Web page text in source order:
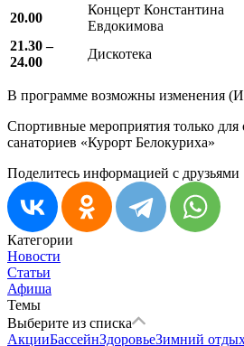
20.00
Концерт Константина
Евдокимова
21.30 –
24.00
Дискотека
В программе возможны изменения
Спортивные мероприятия только
санаториев «Курорт Белокуриха»
Поделитесь информацией с друзьями
Категории
Новости
Статьи
Афиша
Темы
Выберите из списка
АкцииБассейнЗдоровьеЗимний